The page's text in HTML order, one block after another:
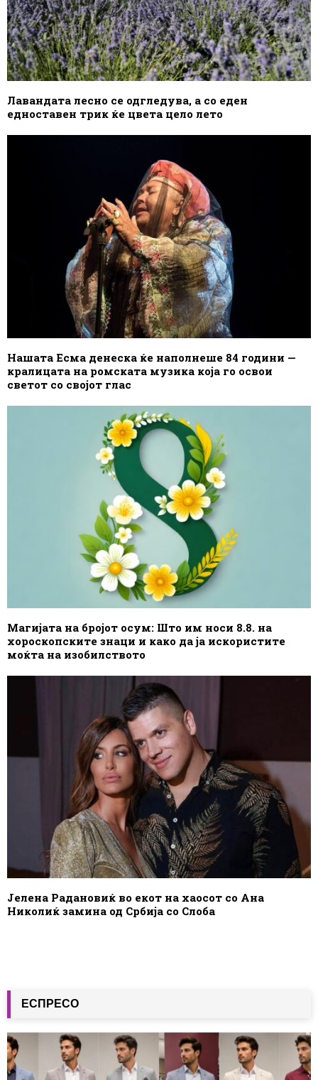
Лавандата лесно се одгледува, а со еден
едноставен трик ќе цвета цело лето
Нашата Есма денеска ќе наполнеше 84 години —
кралицата на ромската музика која го освои
светот со својот глас
Магијата на бројот осум: Што им носи 8.8. на
хороскопските знаци и како да ја искористите
моќта на изобилството
Јелена Радановиќ во екот на хаосот со Ана
Николиќ замина од Србија со Слоба
ЕСПРЕСО